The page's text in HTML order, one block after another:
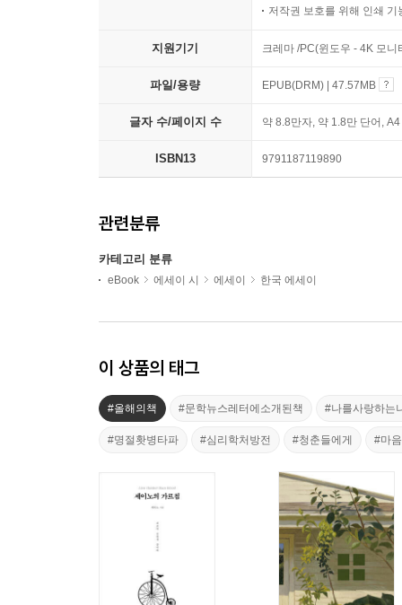
저작권 보호를 위해 인쇄 기
지원기기 크레마 /PC(윈도우 - 4K 모
파일/용량 EPUB(DRM) | 47.57MB
글자 수/페이지 수 약 8.8만자, 약 1.8만 단어,
ISBN13 9791187119890
관련분류
카테고리 분류
eBook 에세이 시 에세이 한국 에세이
이 상품의 태그
#올해의책 #문학뉴스레터에소개된책 #나를사랑하는
#명절홧병타파 #심리학처방전 #청춘들에게 #마